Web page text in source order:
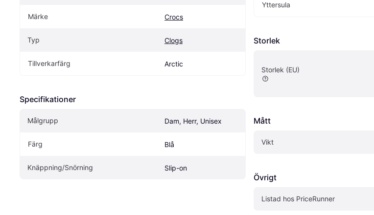
Märke Crocs
Typ Clogs
Tillverkarfärg Arctic
Specifikationer
Målgrupp Dam, Herr, Unisex
Färg Blå
Knäppning/Snörning Slip-on
Yttersula
Storlek
Storlek (EU)
Mått
Vikt
Övrigt
Listad hos PriceRunner